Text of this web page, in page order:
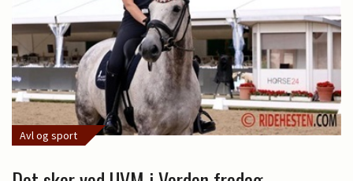
Avl og sport